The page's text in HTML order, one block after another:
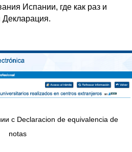
Испании, где как раз и
Декларация.
с Declaracion de equivalencia de
notas